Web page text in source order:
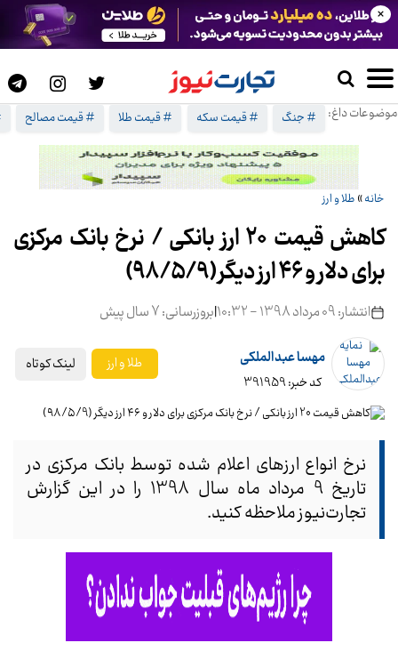
موضوعات داغ: # جنگ # قیمت سکه # قیمت طلا # قیمت مصالح
×
خانه» طلا و ارز
کاهش قیمت 20 ارز بانکی / نرخ بانک مرکزی
برای دلار و ۴۶ ارز دیگر (۹۸/۵/9)
انتشار: 09 مرداد 1398 - 10:32 |بروزرسانی: 7 سال پیش
مهسا عبدالملکی
کد خبر: 391959
طلا و ارز لینک کوتاه
نرخ انواع ارزهای اعلام‌ شده توسط بانک مرکزی در
تاریخ 9 مرداد ماه سال 1398 را در این گزارش
تجارت‌نیوز ملاحظه کنید.